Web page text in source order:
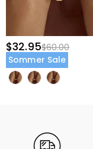
$32.95$60.00
Sommer Sale